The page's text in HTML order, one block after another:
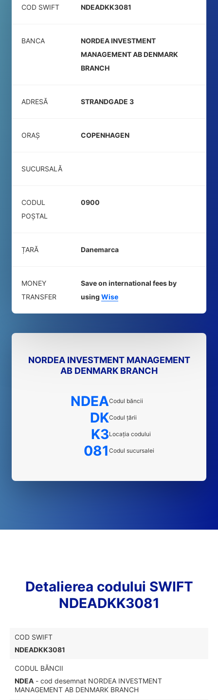
COD SWIFT NDEADKK3081
BANCA
NORDEA INVESTMENT
MANAGEMENT AB DENMARK
BRANCH
ADRESĂ STRANDGADE 3
ORAȘ COPENHAGEN
SUCURSALĂ
CODUL
POŞTAL
0900
ȚARĂ Danemarca
MONEY
TRANSFER
Save on international fees by
using Wise
NORDEA INVESTMENT MANAGEMENT
AB DENMARK BRANCH
NDEACodul băncii
DKCodul țării
K3Locația codului
081 Codul sucursalei
Detalierea codului SWIFT
NDEADKK3081
COD SWIFT
NDEADKK3081
CODUL BĂNCII
NDEA - cod desemnat NORDEA INVESTMENT
MANAGEMENT AB DENMARK BRANCH